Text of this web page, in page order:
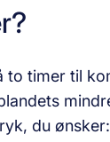
timer til
du